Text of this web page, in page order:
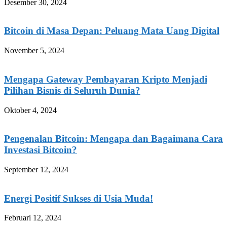
Desember 30, 2024
Bitcoin di Masa Depan: Peluang Mata Uang Digital
November 5, 2024
Mengapa Gateway Pembayaran Kripto Menjadi
Pilihan Bisnis di Seluruh Dunia?
Oktober 4, 2024
Pengenalan Bitcoin: Mengapa dan Bagaimana Cara
Investasi Bitcoin?
September 12, 2024
Energi Positif Sukses di Usia Muda!
Februari 12, 2024